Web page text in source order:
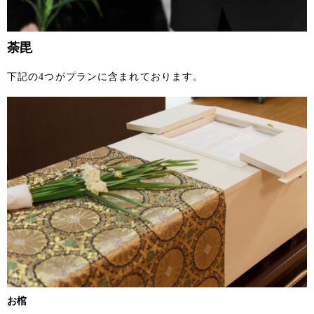
荼毘
下記の4つがプランに含まれております。
お棺